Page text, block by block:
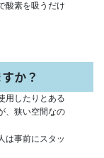
酸素を吸うだけ
か？
用したりとある
、狭い空間なの
は事前にスタッ